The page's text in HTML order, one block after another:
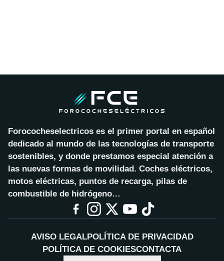
Forococheselectricos es el primer portal en español
dedicado al mundo de las tecnologías de transporte
sostenibles, y donde prestamos especial atención a
las nuevas formas de movilidad. Coches eléctricos,
motos eléctricas, puntos de recarga, pilas de
combustible de hidrógeno…
AVISO LEGALPOLÍTICA DE PRIVACIDAD
POLÍTICA DE COOKIESCONTACTA